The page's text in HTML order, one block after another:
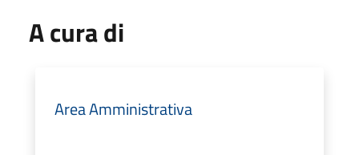
A cura di
Area Amministrativa